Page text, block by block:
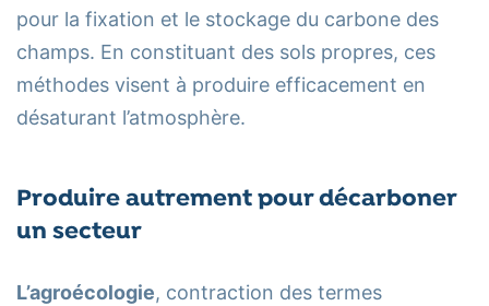
pour la fixation et le stockage du carbone des
champs. En constituant des sols propres, ces
méthodes visent à produire efficacement en
désaturant l’atmosphère.
Produire autrement pour décarboner
un secteur
L’agroécologie, contraction des termes